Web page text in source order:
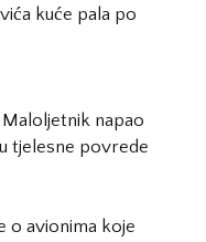
kuće pala po
Maloljetnik napao
tjelesne povrede
o avionima koje